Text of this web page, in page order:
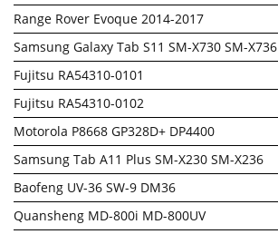
Range Rover Evoque 2014-2017
Samsung Galaxy Tab S11 SM-X730 SM-X736
Fujitsu RA54310-0101
Fujitsu RA54310-0102
Motorola P8668 GP328D+ DP4400
Samsung Tab A11 Plus SM-X230 SM-X236
Baofeng UV-36 SW-9 DM36
Quansheng MD-800i MD-800UV